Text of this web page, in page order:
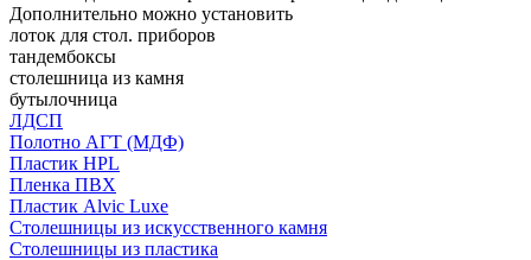
Дополнительно можно установить
лоток для стол. приборов
тандембоксы
столешница из камня
бутылочница
ЛДСП
Полотно АГТ (МДФ)
Пластик HPL
Пленка ПВХ
Пластик Alvic Luxe
Столешницы из искусственного камня
Столешницы из пластика